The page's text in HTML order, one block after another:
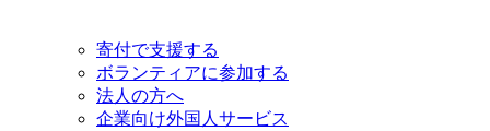
寄付で支援する
ボランティアに参加する
法人の方へ
企業向け外国人サービス